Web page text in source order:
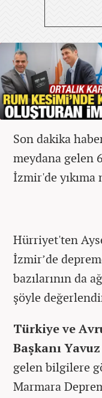
Son dakika
meydana gelen
İzmir'de yıkıma
Hürriyet'ten
İzmir’de
bazılarının da
şöyle
Türkiye ve
Başkanı Yavuz
gelen bilgilere
Marmara